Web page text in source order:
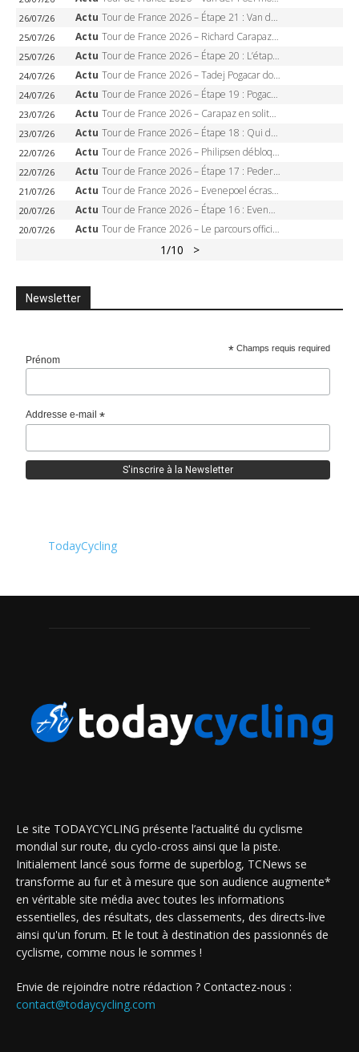
26/07/26 Actu Tour de France 2026 – Étape 21 : Van der Poel, Pogacar, qui succédera à Wout van Aert sur les Champs-Elysées ?
25/07/26 Actu Tour de France 2026 – Richard Carapaz roi des Alpes, doublé et maillot à pois, Seixas perd le podium
25/07/26 Actu Tour de France 2026 – Étape 20 : L’étape reine, Galibier, Sarenne, Alpe d’Huez, qui succédera à Pogacar ?
24/07/26 Actu Tour de France 2026 – Tadej Pogacar dompte l’Alpe d’Huez, 5e victoire, record de Pantani pulvérisé
24/07/26 Actu Tour de France 2026 – Étape 19 : Pogacar peut-il enfin dompter l’Alpe d’Huez ?
23/07/26 Actu Tour de France 2026 – Carapaz en solitaire à Orcières-Merlette, Paret-Peintre à un point du maillot à pois
23/07/26 Actu Tour de France 2026 – Étape 18 : Qui domptera Orcières-Merlette, première marche vers l’Alpe d’Huez ?
22/07/26 Actu Tour de France 2026 – Philipsen débloque son compteur à Voiron, Pedersen en danger pour le maillot vert
22/07/26 Actu Tour de France 2026 – Étape 17 : Pedersen peut-il verrouiller le maillot vert à Voiron ?
21/07/26 Actu Tour de France 2026 – Evenepoel écrase le chrono d’Évian, Seixas 4e, Lipowitz abandonne
20/07/26 Actu Tour de France 2026 – Étape 16 : Evenepoel, Pogacar, Ganna… qui domptera le chrono d’Évian pour redessiner le podium ?
20/07/26 Actu Tour de France 2026 – Le parcours officiel complet : 21 étapes, profils, carte et dates
1/10 >
Newsletter
* Champs requis required
Prénom
Addresse e-mail*
TodayCycling
Le site TODAYCYCLING présente l’actualité du cyclisme
mondial sur route, du cyclo-cross ainsi que la piste.
Initialement lancé sous forme de superblog, TCNews se
transforme au fur et à mesure que son audience augmente*
en véritable site média avec toutes les informations
essentielles, des résultats, des classements, des directs-live
ainsi qu'un forum. Et le tout à destination des passionnés de
cyclisme, comme nous le sommes !
Envie de rejoindre notre rédaction ? Contactez-nous :
contact@todaycycling.com